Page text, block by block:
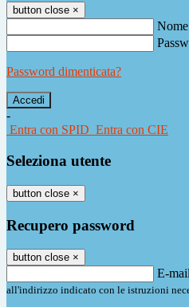
button close ×
Password dimenticata?
-
Entra con SPID Entra con CIE
Seleziona utente
button close ×
Recupero password
button close ×
E-mail
all'indirizzo indicato con le istruzioni